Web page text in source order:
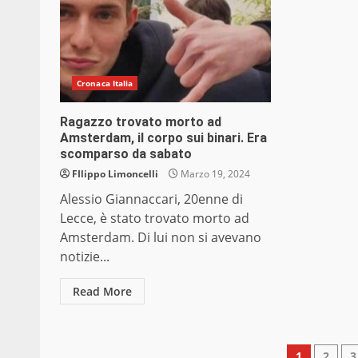
Cronaca Italia
Ragazzo trovato morto ad
Amsterdam, il corpo sui binari. Era
scomparso da sabato
FIlippo Limoncelli Marzo 19, 2024
Alessio Giannaccari, 20enne di
Lecce, è stato trovato morto ad
Amsterdam. Di lui non si avevano
notizie...
Read More